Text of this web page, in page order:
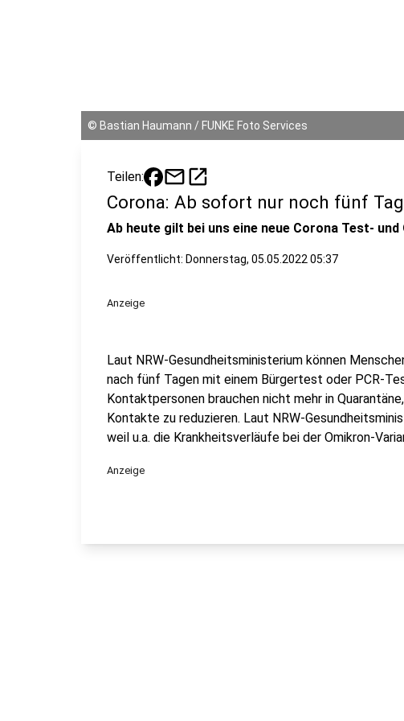
© Bastian Haumann / FUNKE Foto Services
Teilen: mailopen_in_new
Corona: Ab sofort nur noch fünf
Ab heute gilt bei uns eine neue Corona Test-
Veröffentlicht: Donnerstag, 05.05.2022 05:37
Anzeige
Laut NRW-Gesundheitsministerium können
nach fünf Tagen mit einem Bürgertest oder PCR-
Kontaktpersonen brauchen nicht mehr in
Kontakte zu reduzieren. Laut NRW-
weil u.a. die Krankheitsverläufe bei der Omikron-
Anzeige